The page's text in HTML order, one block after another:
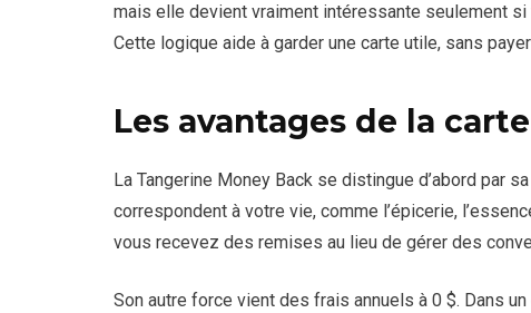
mais elle devient vraiment intéressante seulement
Cette logique aide à garder une carte utile, sans
Les avantages de la carte
La Tangerine Money Back se distingue d’abord par
correspondent à votre vie, comme l’épicerie,
vous recevez des remises au lieu de gérer des
Son autre force vient des frais annuels à 0 $. Dans